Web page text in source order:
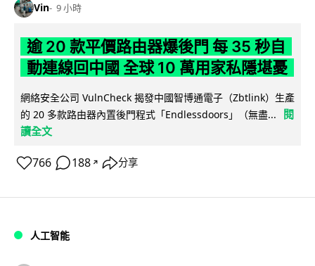
Vin 9 小時
逾 20 款平價路由器爆後門 每 35 秒自
動連線回中國 全球 10 萬用家私隱堪憂
網絡安全公司 VulnCheck 揭發中國智博通電子（Zbtlink）生產
的 20 多款路由器內置後門程式「Endlessdoors」（無盡...
閱
讀全文
766 188 ↗ 分享
人工智能